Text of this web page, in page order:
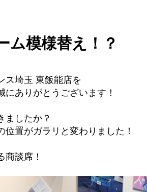
ム模様替え！？
ス埼玉 東飯能店を
にありがとうございます！
ましたか？
位置がガラリと変わりました！
商談席！